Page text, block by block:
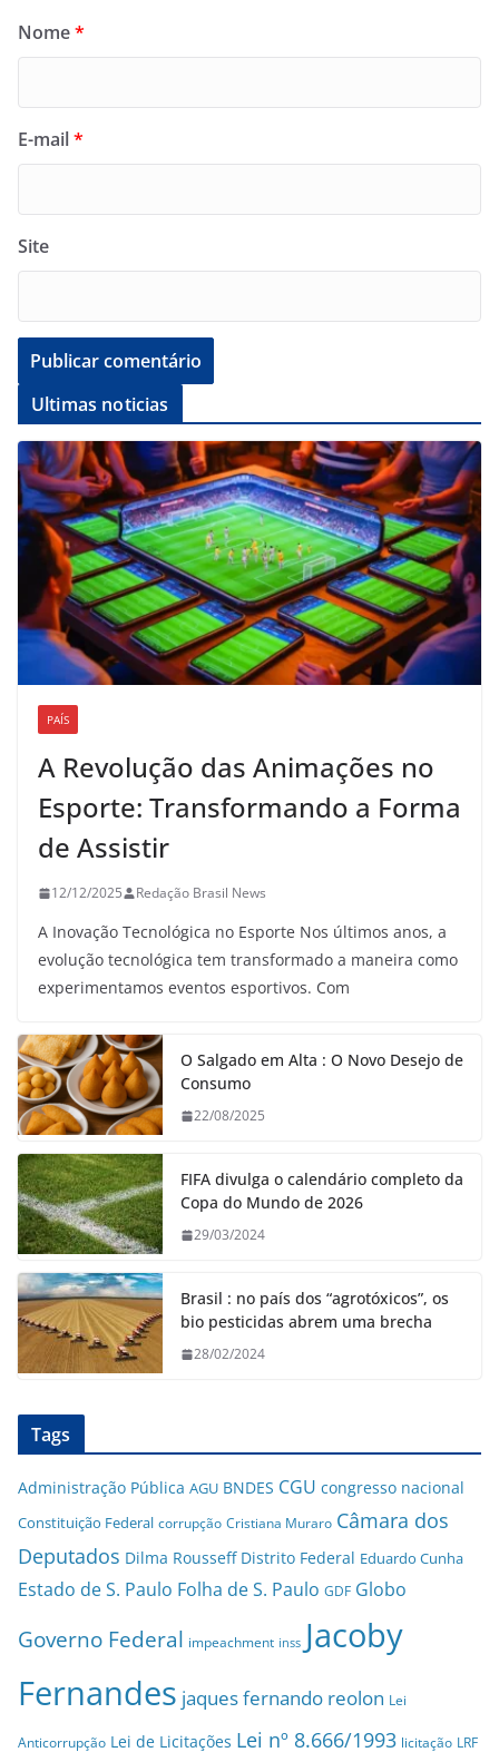
Nome*
E-mail*
Site
Ultimas noticias
PAÍS
A Revolução das Animações no
Esporte: Transformando a Forma
de Assistir
12/12/2025 Redação Brasil News
A Inovação Tecnológica no Esporte Nos últimos anos, a
evolução tecnológica tem transformado a maneira como
experimentamos eventos esportivos. Com
O Salgado em Alta : O Novo Desejo de
Consumo
22/08/2025
FIFA divulga o calendário completo da
Copa do Mundo de 2026
29/03/2024
Brasil : no país dos “agrotóxicos”, os
bio pesticidas abrem uma brecha
28/02/2024
Tags
Administração Pública AGU BNDES CGU congresso nacional
Constituição Federal corrupção Cristiana Muraro Câmara dos
Deputados Dilma Rousseff Distrito Federal Eduardo Cunha
Estado de S. Paulo Folha de S. Paulo GDF Globo
Governo Federal impeachment inss Jacoby
Fernandes jaques fernando reolon Lei
Anticorrupção Lei de Licitações Lei nº 8.666/1993 licitação LRF